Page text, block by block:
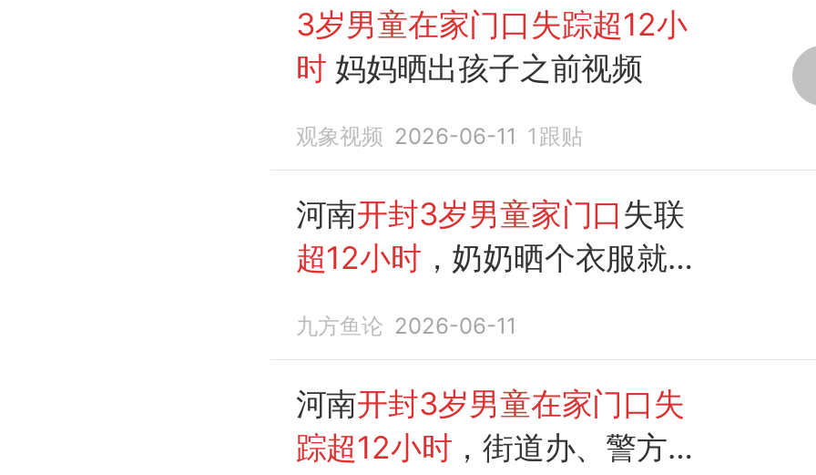
3岁男童在家门口失踪超12小
时 妈妈晒出孩子之前视频
观象视频 2026-06-11 1 跟贴
河南开封3岁男童家门口失联
超12小时 ，奶奶晒个衣服就不
九方鱼论 2026-06-11
河南开封3岁男童在家门口失
踪超12小时 ，街道办、警方正